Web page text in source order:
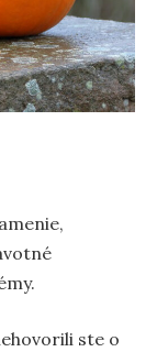
ste o